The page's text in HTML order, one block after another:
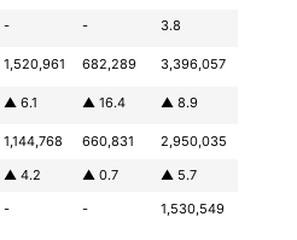
- - 3.8
1,520,961 682,289 3,396,057
▲ 6.1 ▲ 16.4 ▲ 8.9
1,144,768 660,831
2,950,035
▲ 4.2 ▲ 0.7
▲ 5.7
- - 1,530,549